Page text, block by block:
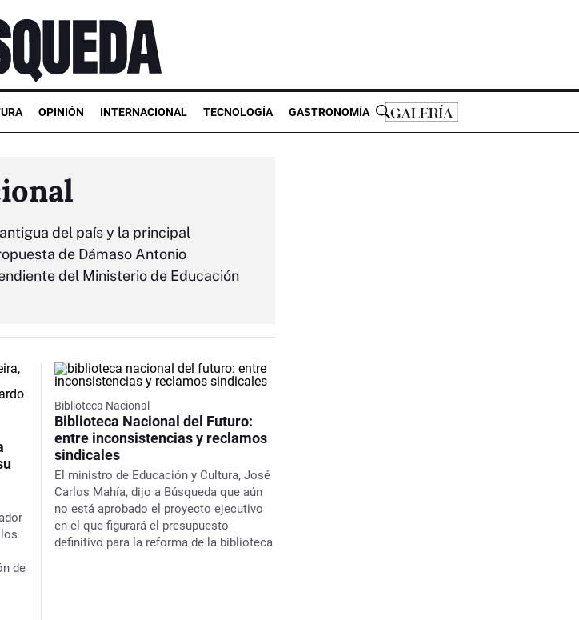
OPINIÓN INTERNACIONAL TECNOLOGÍA GASTRONOMÍA
del país y la principal
de Dámaso Antonio
del Ministerio de Educación
de
Biblioteca Nacional
Biblioteca Nacional del Futuro:
entre inconsistencias y reclamos
sindicales
El ministro de Educación y Cultura, José
Carlos Mahía, dijo a Búsqueda que aún
no está aprobado el proyecto ejecutivo
en el que figurará el presupuesto
definitivo para la reforma de la biblioteca